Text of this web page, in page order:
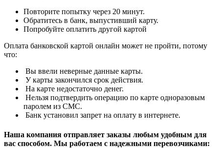
Повторите попытку через 20 минут.
Обратитесь в банк, выпустивший карту.
Попробуйте оплатить другой картой
Оплата банковской картой онлайн может не пройти, потому
что:
Вы ввели неверные данные карты.
У карты закончился срок действия.
На карте недостаточно денег.
Нельзя подтвердить операцию по карте одноразовым
паролем из СМС.
Банк установил запрет на оплату в интернете.
Наша компания отправляет заказы любым удобным для
вас способом. Мы работаем с надежными перевозчиками: